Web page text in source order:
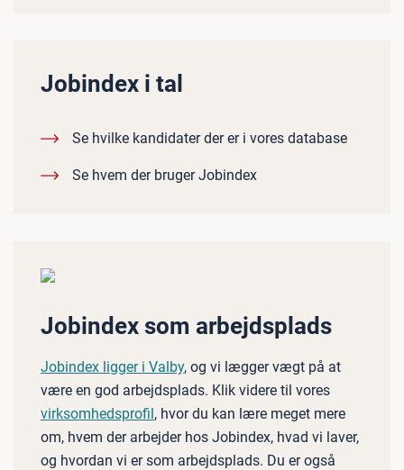
Jobindex i tal
Se hvilke kandidater der er i vores database
Se hvem der bruger Jobindex
Jobindex som arbejdsplads
Jobindex ligger i Valby, og vi lægger vægt på at
være en god arbejdsplads. Klik videre til vores
virksomhedsprofil, hvor du kan lære meget mere
om, hvem der arbejder hos Jobindex, hvad vi laver,
og hvordan vi er som arbejdsplads. Du er også